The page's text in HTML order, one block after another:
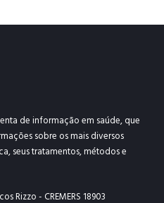
de informação em saúde, que
sobre os mais diversos
seus tratamentos, métodos e
Rizzo - CREMERS 18903